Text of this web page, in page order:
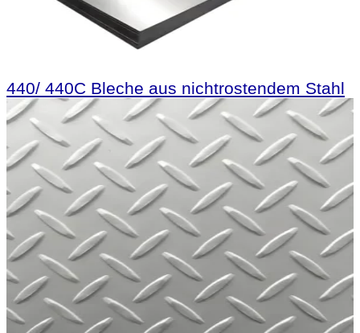
440/ 440C Bleche aus nichtrostendem Stahl